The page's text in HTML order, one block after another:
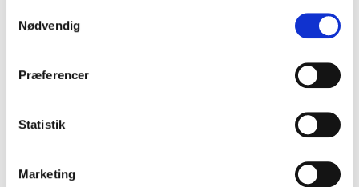
Nødvendig
Præferencer
Statistik
Marketing
af flere internationale fællesskaber med
interesse for almen medicin
Som FYAM repræsentant i Internationalt Udvalg
yngre almenmedicinere: European Young Family
Doctors Movement (EYFDM). Her arbejdes der
danske læger i udlandet og viderebygning på
internationalt netværk af yngre almenmedicinere.
konferencer.